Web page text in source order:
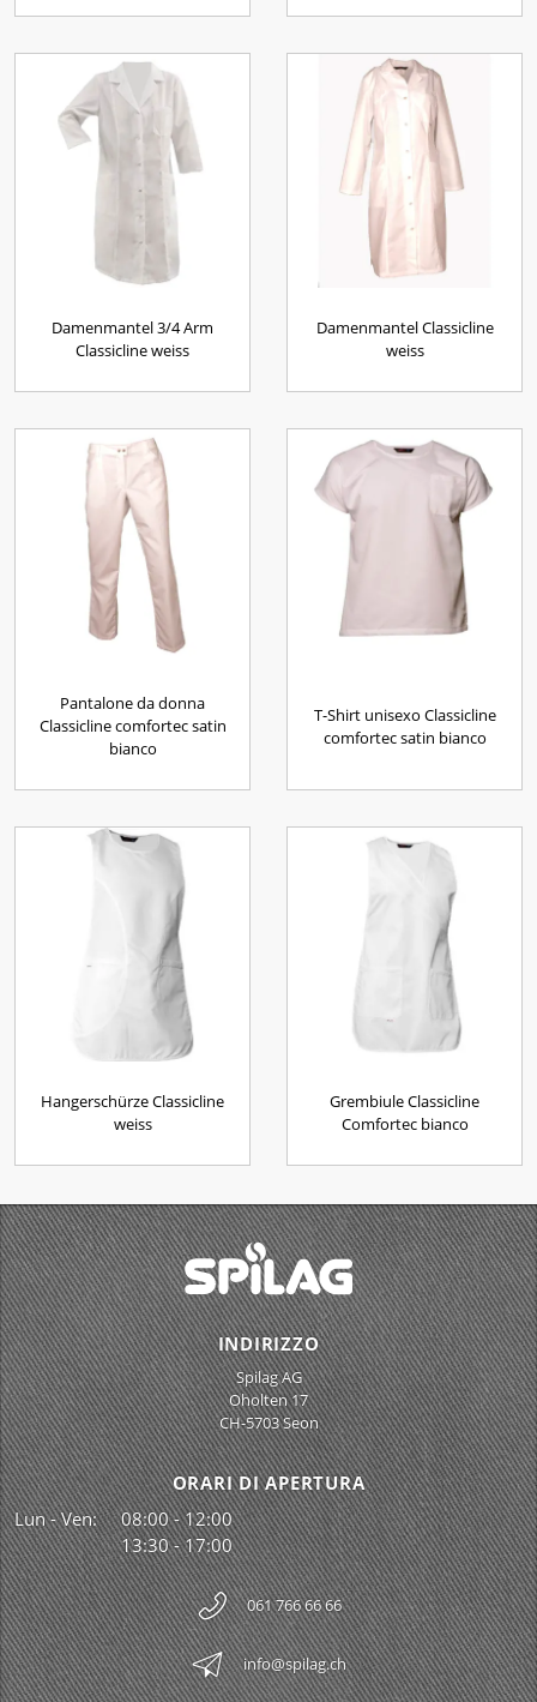
Damenmantel 3/4 Arm
Classicline weiss
Damenmantel Classicline
weiss
Pantalone da donna
Classicline comfortec satin
bianco
T-Shirt unisexo Classicline
comfortec satin bianco
Hangerschürze Classicline
weiss
Grembiule Classicline
Comfortec bianco
INDIRIZZO
Spilag AG
Oholten 17
CH-5703 Seon
ORARI DI APERTURA
Lun - Ven:
08:00 - 12:00
13:30 - 17:00
061 766 66 66
info@spilag.ch